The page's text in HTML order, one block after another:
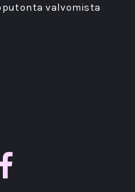
valvomista